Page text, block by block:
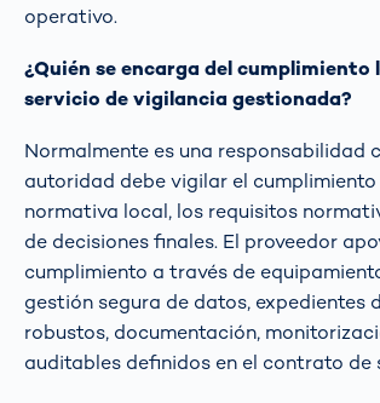
operativo.
¿Quién se encarga del cumplimiento
servicio de vigilancia gestionada?
Normalmente es una responsabilidad
autoridad debe vigilar el cumplimiento
normativa local, los requisitos
de decisiones finales. El proveedor
cumplimiento a través de
gestión segura de datos, expedientes
robustos, documentación,
auditables definidos en el contrato de